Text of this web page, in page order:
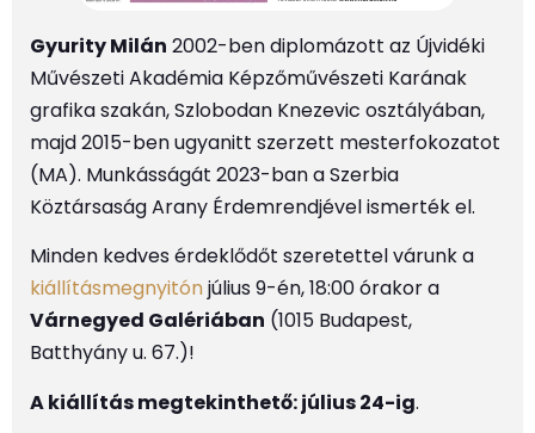
Gyurity Milán 2002-ben diplomázott az Újvidéki
Művészeti Akadémia Képzőművészeti Karának
grafika szakán, Szlobodan Knezevic osztályában,
majd 2015-ben ugyanitt szerzett mesterfokozatot
(MA). Munkásságát 2023-ban a Szerbia
Köztársaság Arany Érdemrendjével ismerték el.
Minden kedves érdeklődőt szeretettel várunk a
kiállításmegnyitónjúlius 9-én, 18:00 órakor a
Várnegyed Galériában (1015 Budapest,
Batthyány u. 67.)!
A kiállítás megtekinthető: július 24-ig.